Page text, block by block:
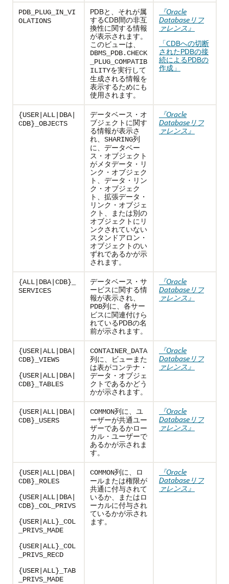
PDB_PLUG_IN_VI
OLATIONS
PDBと、それが属
するCDB間の非互
換性に関する情報
が表示されます。
このビューは、
DBMS_PDB.CHECK
_PLUG_COMPATIB
ILITYを実行して
生成される情報を
表示するためにも
使用されます。
『Oracle
Databaseリフ
ァレンス』
「CDBへの切断
されたPDBの接
続によるPDBの
作成」
{USER|ALL|DBA|
CDB}_OBJECTS
データベース・オ
ブジェクトに関す
る情報が表示さ
れ、 SHARING列
に、データベー
ス・オブジェクト
がメタデータ・リ
ンク・オブジェク
ト、データ・リン
ク・オブジェク
ト、拡張データ・
リンク・オブジェ
クト、または別の
オブジェクトにリ
ンクされていない
スタンドアロン・
オブジェクトのい
ずれであるかが示
されます。
『Oracle
Databaseリフ
ァレンス』
{ALL|DBA|CDB}_
SERVICES
データベース・サ
ービスに関する情
報が表示され、
PDB列に、各サー
ビスに関連付けら
れているPDBの名
前が示されます。
『Oracle
Databaseリフ
ァレンス』
{USER|ALL|DBA|
CDB}_VIEWS
{USER|ALL|DBA|
CDB}_TABLES
CONTAINER_DATA
列に、ビューまた
は表がコンテナ・
データ・オブジェ
クトであるかどう
かが示されます。
『Oracle
Databaseリフ
ァレンス』
{USER|ALL|DBA|
CDB}_USERS
COMMON列に、ユ
ーザーが共通ユー
ザーであるかロー
カル・ユーザーで
あるかが示されま
す。
『Oracle
Databaseリフ
ァレンス』
{USER|ALL|DBA|
CDB}_ROLES
{USER|ALL|DBA|
CDB}_COL_PRIVS
{USER|ALL}_COL
_PRIVS_MADE
{USER|ALL}_COL
_PRIVS_RECD
{USER|ALL}_TAB
_PRIVS_MADE
COMMON列に、ロ
ールまたは権限が
共通に付与されて
いるか、またはロ
ーカルに付与され
ているかが示され
ます。
『Oracle
Databaseリフ
ァレンス』